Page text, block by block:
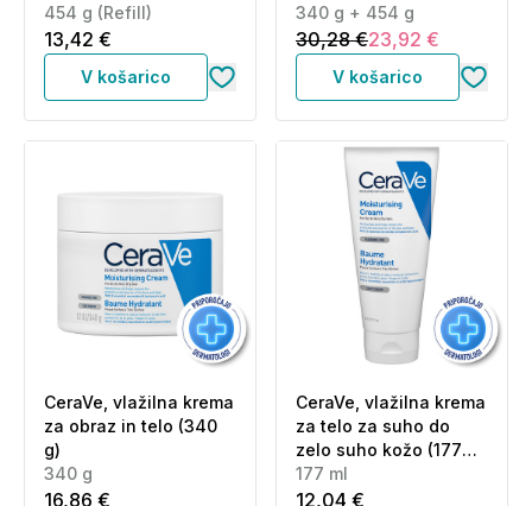
454 g (Refill)
13,42 €
V košarico
refill (340 g + 454 g)
340 g + 454 g
30,28 €23,92 €
V košarico
CeraVe, vlažilna krema
za obraz in telo (340
g)
340 g
16,86 €
CeraVe, vlažilna krema
za telo za suho do
zelo suho kožo (177
ml)
177 ml
12,04 €